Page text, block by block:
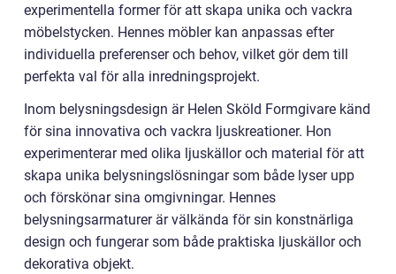
experimentella former för att skapa unika och vackra
möbelstycken. Hennes möbler kan anpassas efter
individuella preferenser och behov, vilket gör dem till
perfekta val för alla inredningsprojekt.
Inom belysningsdesign är Helen Sköld Formgivare känd
för sina innovativa och vackra ljuskreationer. Hon
experimenterar med olika ljuskällor och material för att
skapa unika belysningslösningar som både lyser upp
och förskönar sina omgivningar. Hennes
belysningsarmaturer är välkända för sin konstnärliga
design och fungerar som både praktiska ljuskällor och
dekorativa objekt.